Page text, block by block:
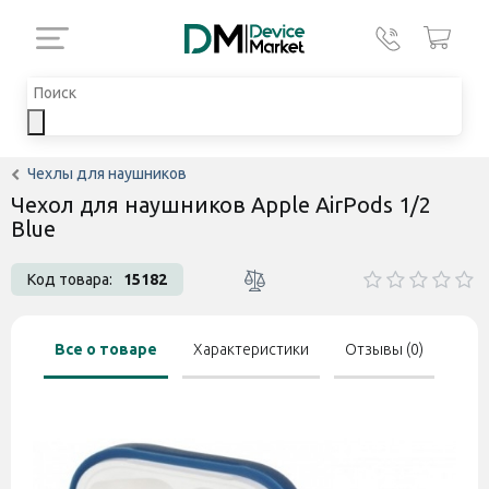
Чехлы для наушников
Чехол для наушников Apple AirPods 1/2
Blue
Код товара: 15182
Все о товаре Характеристики Отзывы (0)